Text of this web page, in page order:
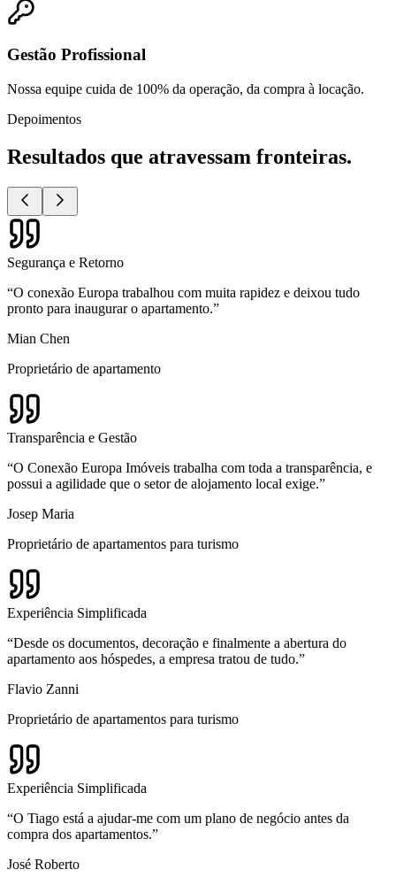
Gestão Profissional
Nossa equipe cuida de 100% da operação, da compra à locação.
Depoimentos
Resultados que atravessam fronteiras.
Segurança e Retorno
“O conexão Europa trabalhou com muita rapidez e deixou tudo
pronto para inaugurar o apartamento.”
Mian Chen
Proprietário de apartamento
Transparência e Gestão
“O Conexão Europa Imóveis trabalha com toda a transparência, e
possui a agilidade que o setor de alojamento local exige.”
Josep Maria
Proprietário de apartamentos para turismo
Experiência Simplificada
“Desde os documentos, decoração e finalmente a abertura do
apartamento aos hóspedes, a empresa tratou de tudo.”
Flavio Zanni
Proprietário de apartamentos para turismo
Experiência Simplificada
“O Tiago está a ajudar-me com um plano de negócio antes da
compra dos apartamentos.”
José Roberto